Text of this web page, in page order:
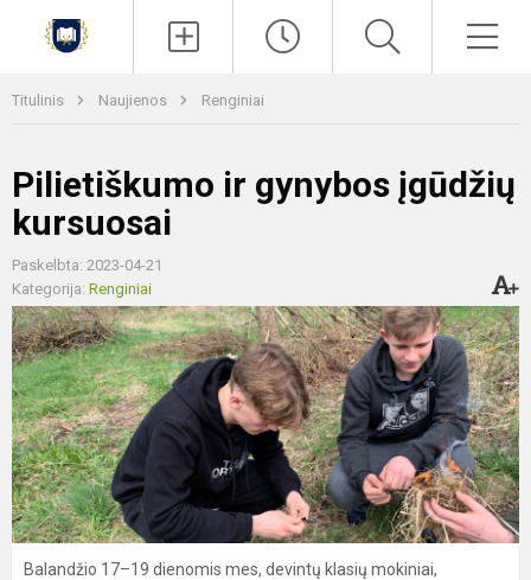
Titulinis Naujienos Renginiai
Pilietiškumo ir gynybos įgūdžių
kursuosai
Paskelbta: 2023-04-21
Kategorija: Renginiai
Balandžio 17–19 dienomis mes, devintų klasių mokiniai,